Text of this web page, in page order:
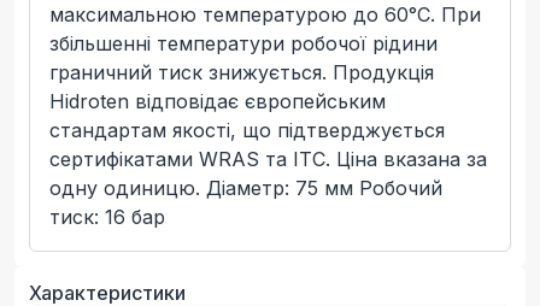
максимальною температурою до 60°C. При
збільшенні температури робочої рідини
граничний тиск знижується. Продукція
Hidroten відповідає європейським
стандартам якості, що підтверджується
сертифікатами WRAS та ITC. Ціна вказана за
одну одиницю. Діаметр: 75 мм Робочий
тиск: 16 бар
Характеристики